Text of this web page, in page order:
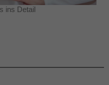
ins Detail